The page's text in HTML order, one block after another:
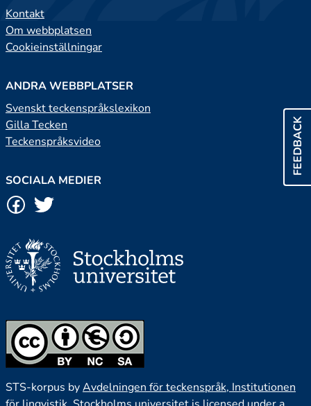
FEEDBACK
Kontakt
Om webbplatsen
Cookieinställningar
ANDRA WEBBPLATSER
Svenskt teckenspråkslexikon
Gilla Tecken
Teckenspråksvideo
SOCIALA MEDIER
STS-korpus byAvdelningen för teckenspråk, Institutionen